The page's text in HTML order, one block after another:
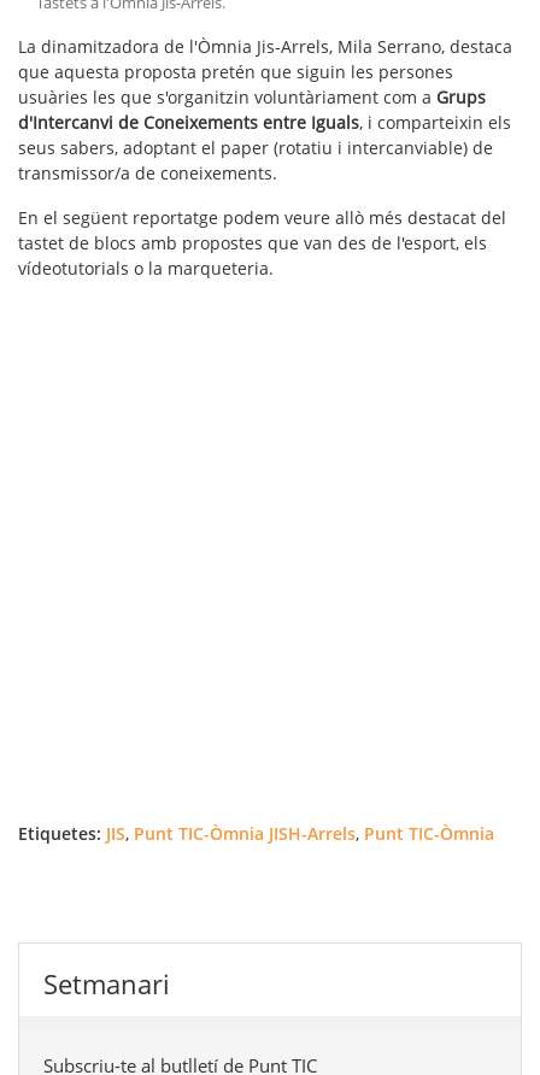
La dinamitzadora de l'Òmnia Jis-Arrels, Mila Serrano, destaca
que aquesta proposta pretén que siguin les persones
usuàries les que s'organitzin voluntàriament com a Grups
d'Intercanvi de Coneixements entre Iguals, i comparteixin els
seus sabers, adoptant el paper (rotatiu i intercanviable) de
transmissor/a de coneixements.
En el següent reportatge podem veure allò més destacat del
tastet de blocs amb propostes que van des de l'esport, els
vídeotutorials o la marqueteria.
Etiquetes: JIS, Punt TIC-Òmnia JISH-Arrels, Punt TIC-Òmnia
Setmanari
Subscriu-te al butlletí de Punt TIC